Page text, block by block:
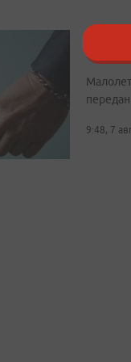
Во
9:48, 7